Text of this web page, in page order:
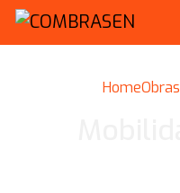
HomeObras